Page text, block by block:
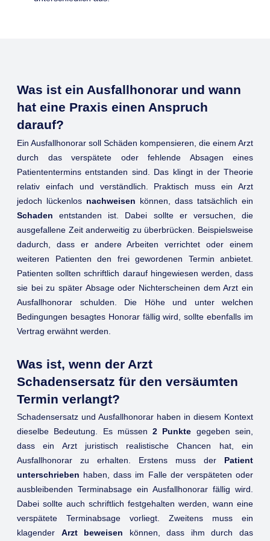
Was ist ein Ausfallhonorar und wann
hat eine Praxis einen Anspruch
darauf?
Ein Ausfallhonorar soll Schäden kompensieren, die einem Arzt
durch das verspätete oder fehlende Absagen eines
Patiententermins entstanden sind. Das klingt in der Theorie
relativ einfach und verständlich. Praktisch muss ein Arzt
jedoch lückenlos nachweisen können, dass tatsächlich ein
Schaden entstanden ist. Dabei sollte er versuchen, die
ausgefallene Zeit anderweitig zu überbrücken. Beispielsweise
dadurch, dass er andere Arbeiten verrichtet oder einem
weiteren Patienten den frei gewordenen Termin anbietet.
Patienten sollten schriftlich darauf hingewiesen werden, dass
sie bei zu später Absage oder Nichterscheinen dem Arzt ein
Ausfallhonorar schulden. Die Höhe und unter welchen
Bedingungen besagtes Honorar fällig wird, sollte ebenfalls im
Vertrag erwähnt werden.
Was ist, wenn der Arzt
Schadensersatz für den versäumten
Termin verlangt?
Schadensersatz und Ausfallhonorar haben in diesem Kontext
dieselbe Bedeutung. Es müssen2 Punkte gegeben sein,
dass ein Arzt juristisch realistische Chancen hat, ein
Ausfallhonorar zu erhalten. Erstens muss der Patient
unterschrieben haben, dass im Falle der verspäteten oder
ausbleibenden Terminabsage ein Ausfallhonorar fällig wird.
Dabei sollte auch schriftlich festgehalten werden, wann eine
verspätete Terminabsage vorliegt. Zweitens muss ein
klagender Arzt beweisen können, dass ihm durch das